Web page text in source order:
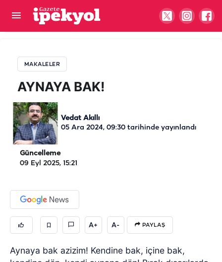
MAKALELER
AYNAYA BAK!
Vedat Akıllı
05 Ara 2024, 09:30 tarihinde yayınlandı
Güncelleme
09 Eyl 2025, 15:21
A+ A- PAYLAŞ
Aynaya bak azizim! Kendine bak, içine bak,
AYNAYA BAK!